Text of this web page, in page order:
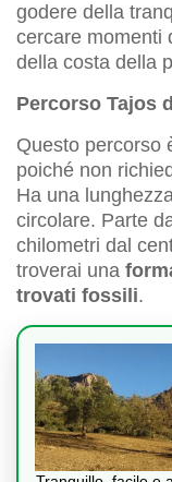
godere della
cercare momenti
della costa della
Percorso Tajos
Questo percorso
poiché non
Ha una
circolare. Parte
chilometri dal
troverai una
trovati fossili.